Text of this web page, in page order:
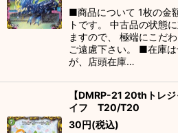
■商品について 1枚の金
トです。 中古品の状態
ますので、 極端にこだ
ご遠慮下さい。 ■在庫
が、店頭在庫…
【DMRP-21 20thトレ
イフ T20/T20
30円(税込)